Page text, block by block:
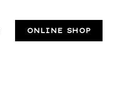
ONLINE SHOP